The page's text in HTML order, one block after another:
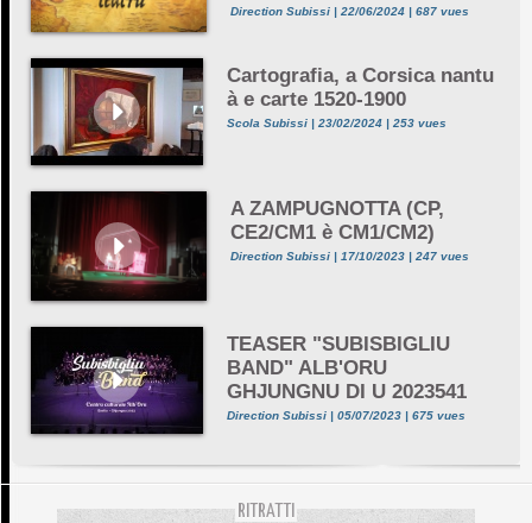
Direction Subissi | 22/06/2024 | 687 vues
Cartografia, a Corsica nantu
à e carte 1520-1900
Scola Subissi | 23/02/2024 | 253 vues
A ZAMPUGNOTTA (CP,
CE2/CM1 è CM1/CM2)
Direction Subissi | 17/10/2023 | 247 vues
TEASER "SUBISBIGLIU
BAND" ALB'ORU
GHJUNGNU DI U 2023541
Direction Subissi | 05/07/2023 | 675 vues
RITRATTI